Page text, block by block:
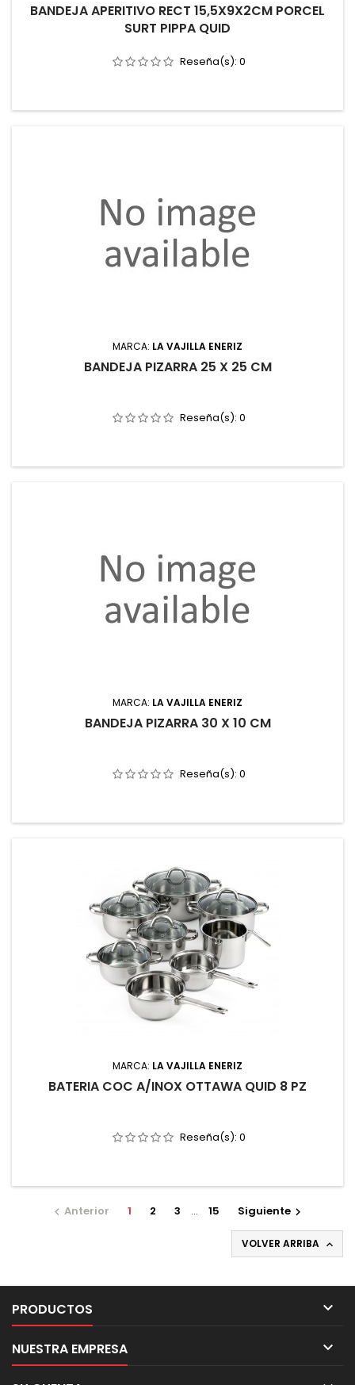
BANDEJA APERITIVO RECT 15,5X9X2CM PORCEL
SURT PIPPA QUID
Reseña(s): 0
MARCA: LA VAJILLA ENERIZ
BANDEJA PIZARRA 25 X 25 CM
Reseña(s): 0
MARCA: LA VAJILLA ENERIZ
BANDEJA PIZARRA 30 X 10 CM
Reseña(s): 0
MARCA: LA VAJILLA ENERIZ
BATERIA COC A/INOX OTTAWA QUID 8 PZ
Reseña(s): 0
 Anterior 1 2 3 … 15 Siguiente 
VOLVER ARRIBA 
PRODUCTOS 
NUESTRA EMPRESA 